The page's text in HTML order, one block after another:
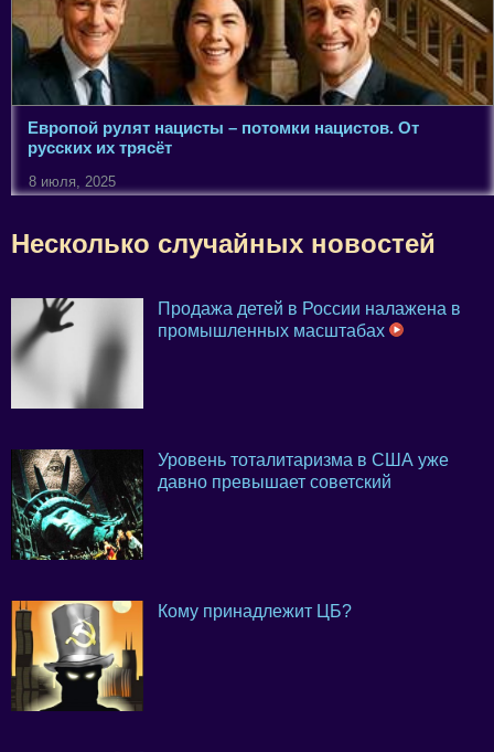
Европой рулят нацисты – потомки нацистов. От
русских их трясёт
8 июля, 2025
Несколько случайных новостей
Продажа детей в России налажена в
промышленных масштабах
Уровень тоталитаризма в США уже
давно превышает советский
Кому принадлежит ЦБ?